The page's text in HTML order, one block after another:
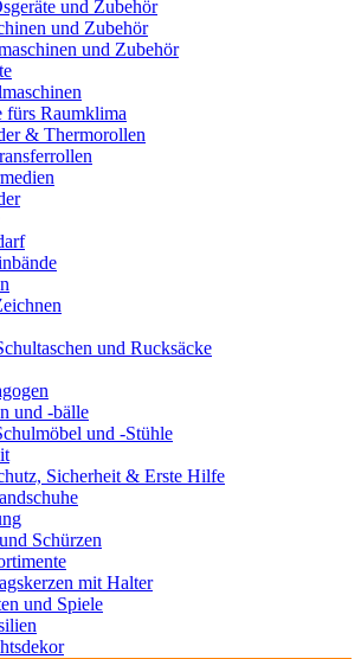
und Zubehör
und Zubehör
und Zubehör
fürs Raumklima
& Thermorollen
und Rucksäcke
und -bälle
und -Stühle
Sicherheit & Erste Hilfe
Schürzen
mit Halter
und Spiele